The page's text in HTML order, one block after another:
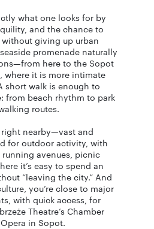
what one looks for by
and the chance to
without giving up urban
promenade naturally
here to the Sopot
where it is more intimate
short walk is enough to
from beach rhythm to park
routes.
right nearby—vast and
for outdoor activity, with
avenues, picnic
it’s easy to spend an
“leaving the city.” And
you’re close to major
with quick access, for
Theatre’s Chamber
in Sopot.